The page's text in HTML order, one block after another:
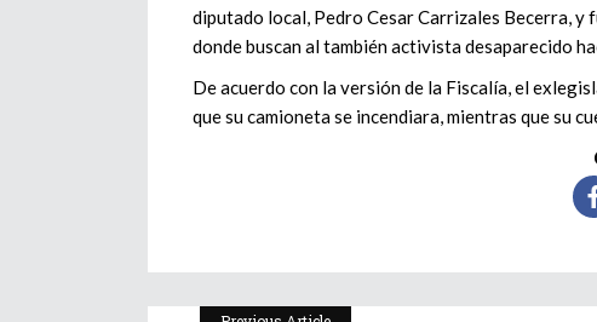
diputado local, Pedro Cesar Carrizales Becerra, y
donde buscan al también activista desaparecido
De acuerdo con la versión de la Fiscalía, el
que su camioneta se incendiara, mientras que su